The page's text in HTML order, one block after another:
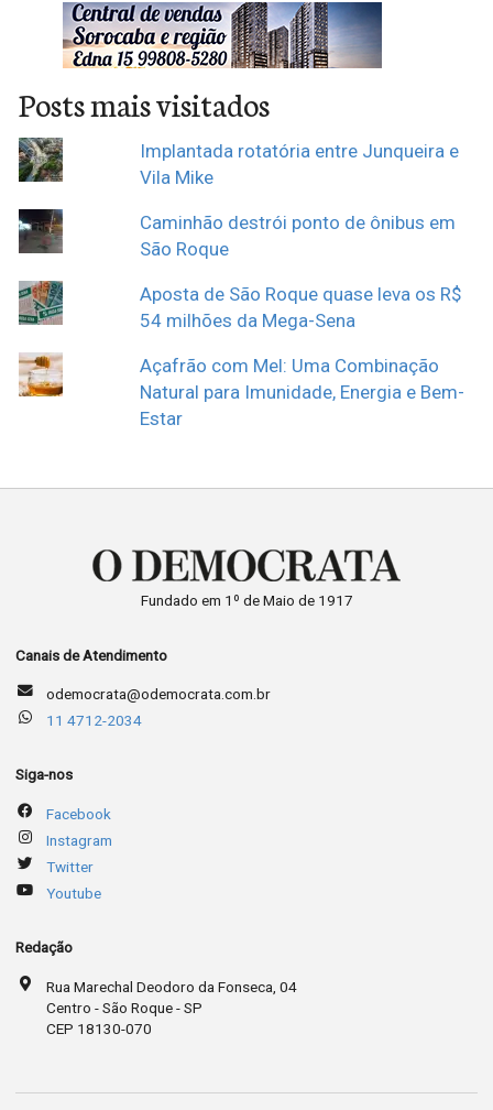
Posts mais visitados
Implantada rotatória entre Junqueira e
Vila Mike
Caminhão destrói ponto de ônibus em
São Roque
Aposta de São Roque quase leva os R$
54 milhões da Mega-Sena
Açafrão com Mel: Uma Combinação
Natural para Imunidade, Energia e Bem-
Estar
Fundado em 1º de Maio de 1917
Canais de Atendimento
odemocrata@odemocrata.com.br
11 4712-2034
Siga-nos
Facebook
Instagram
Twitter
Youtube
Redação
Rua Marechal Deodoro da Fonseca, 04
Centro - São Roque - SP
CEP 18130-070